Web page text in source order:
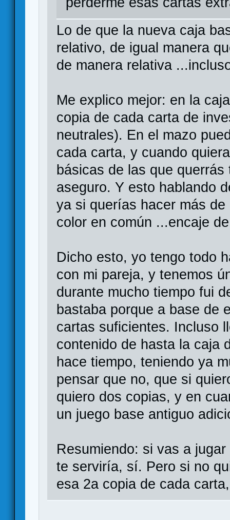
Lo de que la nueva caja
relativo, de igual manera
de manera relativa
Me explico mejor: en la
copia de cada carta de
neutrales). En el mazo
cada carta, y cuando
básicas de las que
aseguro. Y esto hablando
ya si querías hacer más
color en común ...encaje
Dicho esto, yo tengo todo
con mi pareja, y tenemos
durante mucho tiempo fui
bastaba porque a base de
cartas suficientes. Incluso
contenido de hasta la caja
hace tiempo, teniendo ya
pensar que no, que si
quiero dos copias, y en
un juego base antiguo
Resumiendo: si vas a
te serviría, sí. Pero si no
esa 2a copia de cada